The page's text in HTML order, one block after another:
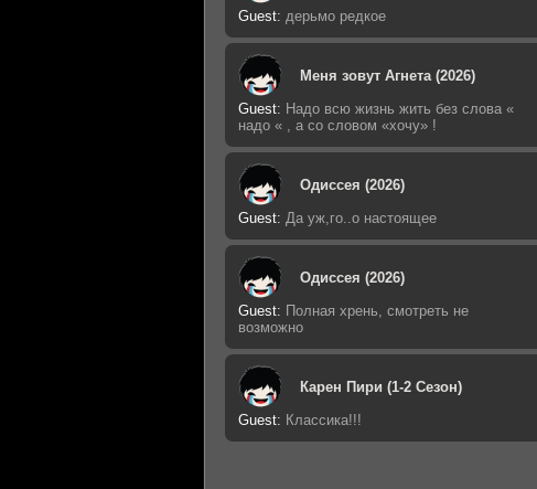
Guest: дерьмо редкое
Меня зовут Агнета (2026)
Guest: Надо всю жизнь жить без слова «
надо « , а со словом «хочу» !
Одиссея (2026)
Guest: Да уж,го..о настоящее
Одиссея (2026)
Guest: Полная хрень, смотреть не
возможно
Карен Пири (1-2 Сезон)
Guest: Классика!!!